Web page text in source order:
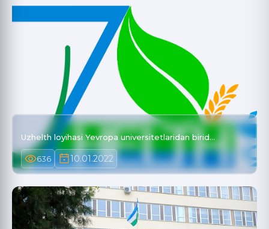
Uzhelth loyihasi Yevropa universitetlaridan birid…
636 10.01.2022